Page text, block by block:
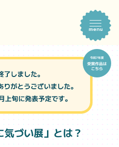
menu
気づい展」とは？